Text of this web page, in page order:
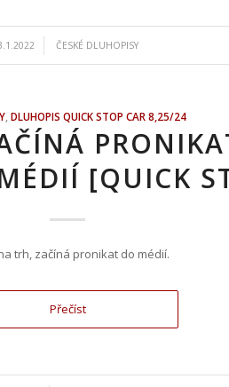
ČESKÉ DLUHOPISY
, DLUHOPIS QUICK STOP CAR 8,25/24
[QUICK
trh, začíná pronikat do médií.
Přečíst